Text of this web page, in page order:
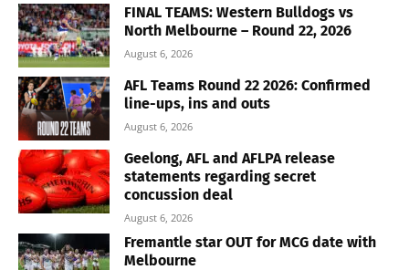
FINAL TEAMS: Western Bulldogs vs
North Melbourne – Round 22, 2026
August 6, 2026
AFL Teams Round 22 2026: Confirmed
line-ups, ins and outs
August 6, 2026
Geelong, AFL and AFLPA release
statements regarding secret
concussion deal
August 6, 2026
Fremantle star OUT for MCG date with
Melbourne